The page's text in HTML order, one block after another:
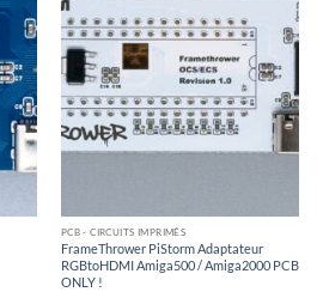
sur
la
page
du
produit
PCB - CIRCUITS IMPRIMÉS
FrameThrower PiStorm Adaptateur
RGBtoHDMI Amiga500 / Amiga2000 PCB
ONLY !